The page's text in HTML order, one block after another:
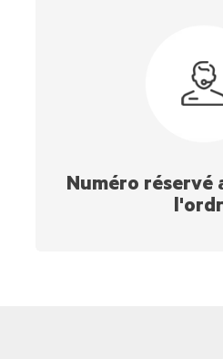
Numéro réservé